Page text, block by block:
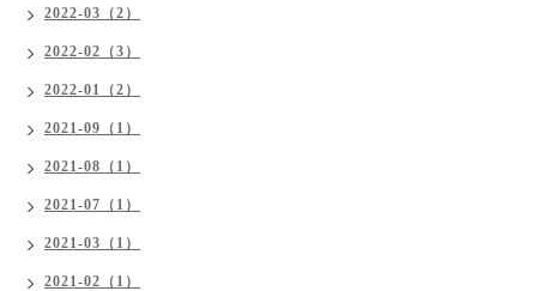
2022-03（2）
2022-02（3）
2022-01（2）
2021-09（1）
2021-08（1）
2021-07（1）
2021-03（1）
2021-02（1）